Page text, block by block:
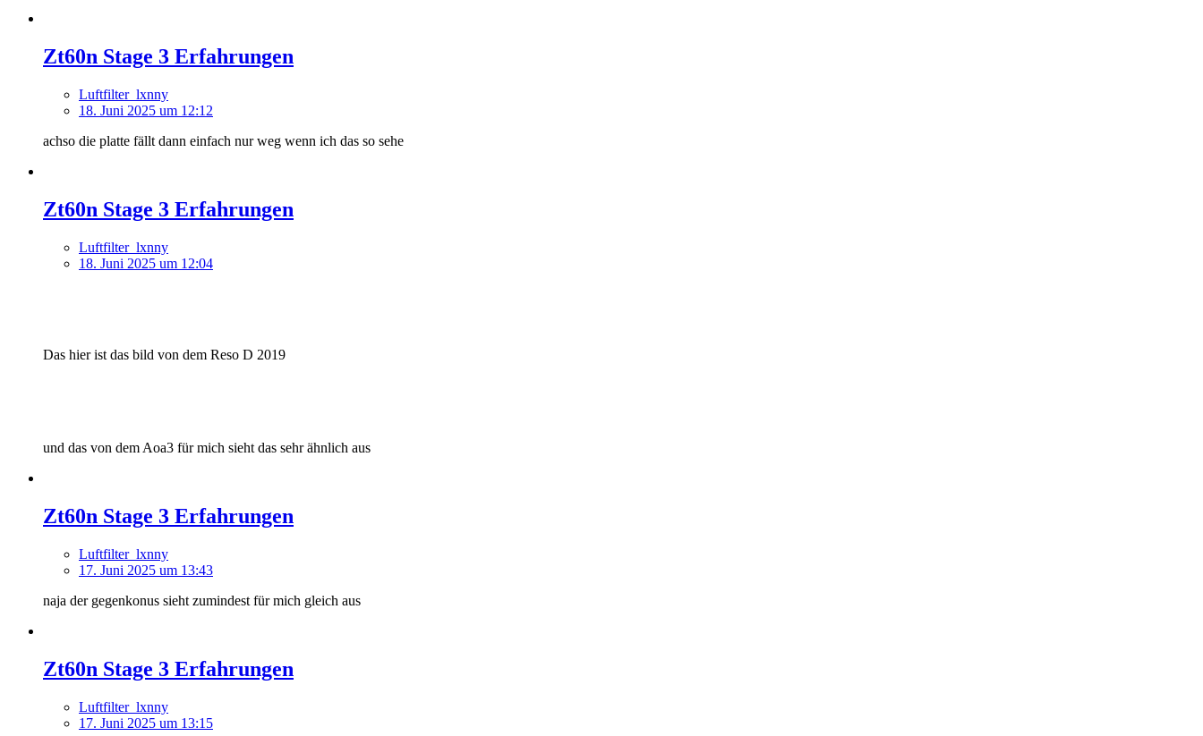
Zt60n Stage 3 Erfahrungen
Luftfilter_lxnny
18. Juni 2025 um 12:12
achso die platte fällt dann einfach nur weg wenn ich das so sehe
Zt60n Stage 3 Erfahrungen
Luftfilter_lxnny
18. Juni 2025 um 12:04
Das hier ist das bild von dem Reso D 2019
und das von dem Aoa3 für mich sieht das sehr ähnlich aus
Zt60n Stage 3 Erfahrungen
Luftfilter_lxnny
17. Juni 2025 um 13:43
naja der gegenkonus sieht zumindest für mich gleich aus
Zt60n Stage 3 Erfahrungen
Luftfilter_lxnny
17. Juni 2025 um 13:15